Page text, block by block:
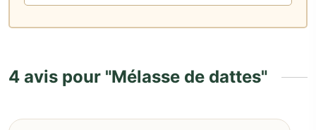
4 avis pour Mélasse de dattes